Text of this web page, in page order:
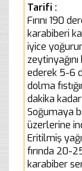
Tarifi :
Fırını 190
karabiberi
iyice
ederek 5-6
dolma
dakika
Soğumaya
üzerlerine
Eritilmiş
fırında 20-
karabiber